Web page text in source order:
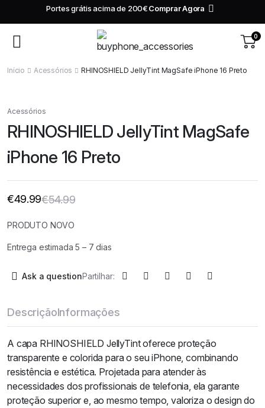
grátis acima de 200€ Comprar Agora
10€ de desconto
0
Início Acessórios RHINOSHIELD JellyTint MagSafe iPhone 16 Preto
Acessórios
RHINOSHIELD JellyTint MagSafe
iPhone 16 Preto
€54.99O
€49.99 O
PRODUTO NOVO
Entrega estimada 5 – 7 dias
Ask a questionPartilhar:
DescriçãoInformações
A capa RHINOSHIELD JellyTint oferece proteção
transparente e colorida para o seu iPhone, combinando
resistência e estética. Projetada para atender às
necessidades dos profissionais de telefonia, ela garante
proteção superior e, ao mesmo tempo, valoriza o design do